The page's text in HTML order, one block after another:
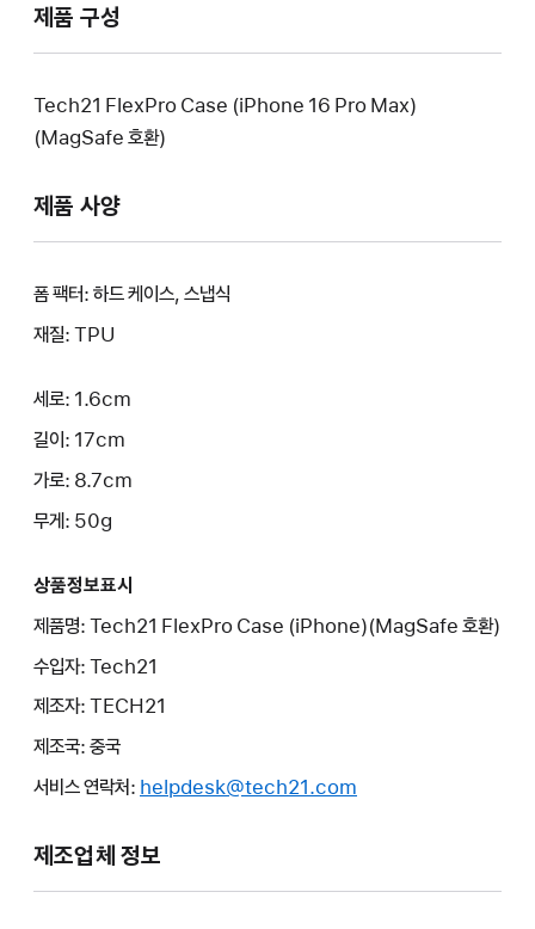
제품 구성
Tech21 FlexPro Case (iPhone 16 Pro Max)
(MagSafe 호환)
제품 사양
폼 팩터: 하드 케이스, 스냅식
재질: TPU
세로: 1.6cm
길이: 17cm
가로: 8.7cm
무게: 50g
상품정보표시
제품명: Tech21 FlexPro Case (iPhone)(MagSafe 호환)
수입자: Tech21
제조자: TECH21
제조국: 중국
서비스 연락처: helpdesk@tech21.com
제조업체 정보